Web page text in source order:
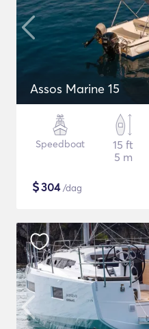
Assos Marine 15
Speedboat
15 ft
5 m
$304/dag